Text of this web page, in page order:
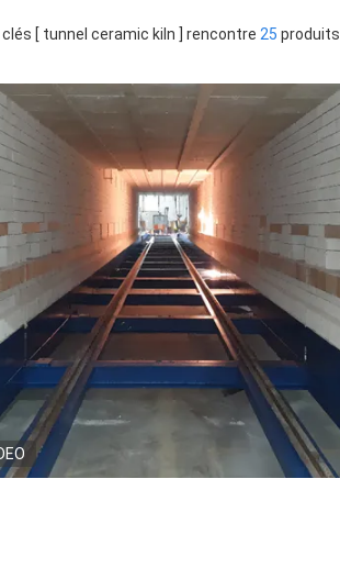
[ tunnel ceramic kiln ] rencontre 25 produits.